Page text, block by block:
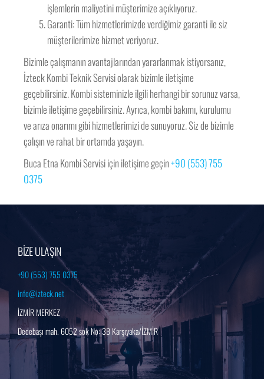
işlemlerin maliyetini müşterimize açıklıyoruz.
Garanti: Tüm hizmetlerimizde verdiğimiz garanti ile siz
müşterilerimize hizmet veriyoruz.
Bizimle çalışmanın avantajlarından yararlanmak istiyorsanız,
İzteck Kombi Teknik Servisi olarak bizimle iletişime
geçebilirsiniz. Kombi sisteminizle ilgili herhangi bir sorunuz varsa,
bizimle iletişime geçebilirsiniz. Ayrıca, kombi bakımı, kurulumu
ve arıza onarımı gibi hizmetlerimizi de sunuyoruz. Siz de bizimle
çalışın ve rahat bir ortamda yaşayın.
Buca Etna Kombi Servisi için iletişime geçin+90 (553) 755
0375
BİZE ULAŞIN
+90 (553) 755 0375
info@izteck.net
İZMİR MERKEZ
Dedebaşı mah. 6052 sok No: 3B Karşıyaka/İZMİR